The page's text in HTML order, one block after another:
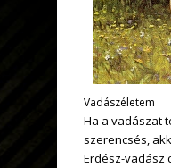
Vadászéletem
Ha a vadászat
szerencsés,
Erdész-vadász